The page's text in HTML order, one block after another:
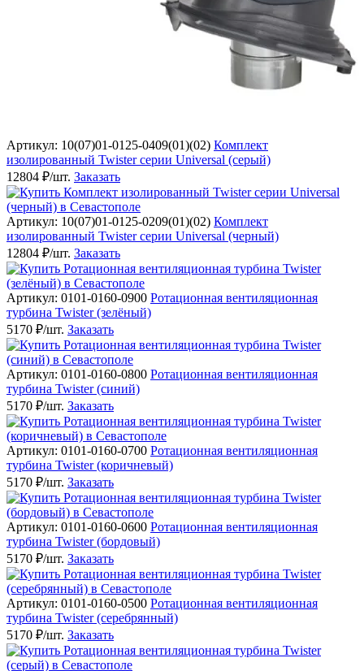
Артикул: 10(07)01-0125-0409(01)(02) Комплект
изолированный Twister серии Universal (серый)
12804 ₽/шт. Заказать
Артикул: 10(07)01-0125-0209(01)(02) Комплект
изолированный Twister серии Universal (черный)
12804 ₽/шт. Заказать
Артикул: 0101-0160-0900 Ротационная вентиляционная
турбина Twister (зелёный)
5170 ₽/шт. Заказать
Артикул: 0101-0160-0800 Ротационная вентиляционная
турбина Twister (синий)
5170 ₽/шт. Заказать
Артикул: 0101-0160-0700 Ротационная вентиляционная
турбина Twister (коричневый)
5170 ₽/шт. Заказать
Артикул: 0101-0160-0600 Ротационная вентиляционная
турбина Twister (бордовый)
5170 ₽/шт. Заказать
Артикул: 0101-0160-0500 Ротационная вентиляционная
турбина Twister (серебрянный)
5170 ₽/шт. Заказать